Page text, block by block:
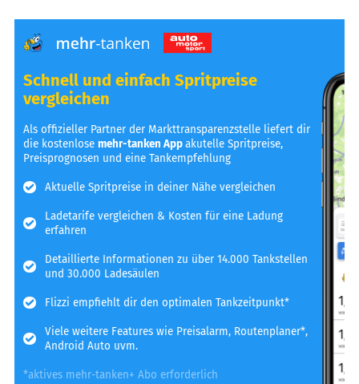
Schnell und einfach Spritpreise
vergleichen
Als offizieller Partner der Markttransparenzstelle liefert dir
die kostenlosemehr-tanken Appakutelle Spritpreise,
Preisprognosen und eine Tankempfehlung
Aktuelle Spritpreise in deiner Nähe vergleichen
Ladetarife vergleichen & Kosten für eine Ladung
erfahren
Detaillierte Informationen zu über 14.000 Tankstellen
und 30.000 Ladesäulen
Flizzi empfiehlt dir den optimalen Tankzeitpunkt*
Viele weitere Features wie Preisalarm, Routenplaner*,
Android Auto uvm.
*aktives mehr-tanken+ Abo erforderlich